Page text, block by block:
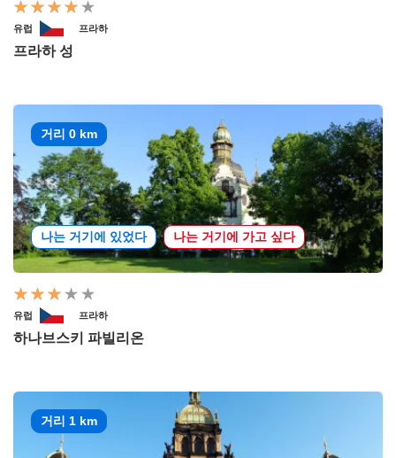
유럽 프라하
프라하 성
거리 0 km
나는 거기에 있었다 나는 거기에 가고 싶다
유럽 프라하
하나브스키 파빌리온
거리 1 km